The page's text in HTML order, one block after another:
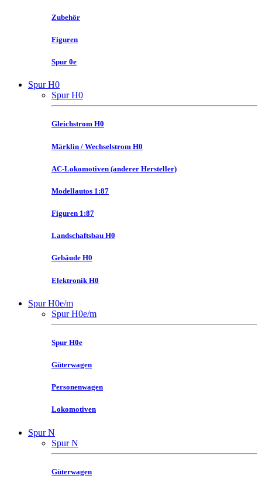
Zubehör
Figuren
Spur 0e
Spur H0
Spur H0
Gleichstrom H0
Märklin / Wechselstrom H0
AC-Lokomotiven (anderer Hersteller)
Modellautos 1:87
Figuren 1:87
Landschaftsbau H0
Gebäude H0
Elektronik H0
Spur H0e/m
Spur H0e/m
Spur H0e
Güterwagen
Personenwagen
Lokomotiven
Spur N
Spur N
Güterwagen